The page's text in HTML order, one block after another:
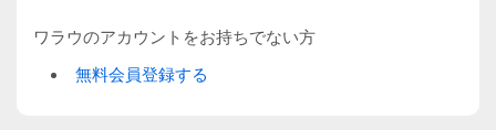
ワラウのアカウントをお持ちでない方
無料会員登録する